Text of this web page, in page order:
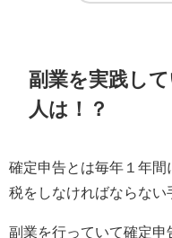
副業を実践し
人は！？
確定申告とは毎年１年
税をしなければならない
副業を行っていて確定